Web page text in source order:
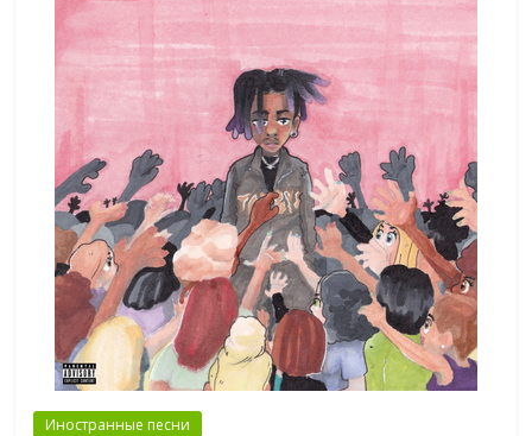
Иностранные песни